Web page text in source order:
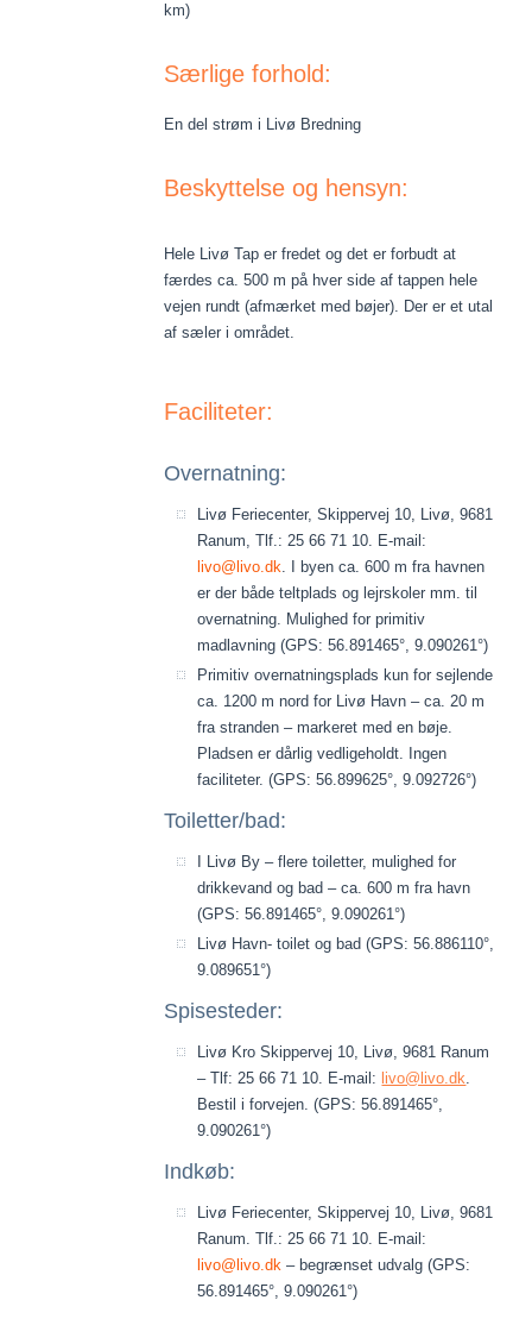
km)
Særlige forhold:
En del strøm i Livø Bredning
Beskyttelse og hensyn:
Hele Livø Tap er fredet og det er forbudt at
færdes ca. 500 m på hver side af tappen hele
vejen rundt (afmærket med bøjer). Der er et utal
af sæler i området.
Faciliteter:
Overnatning:
Livø Feriecenter, Skippervej 10, Livø, 9681
Ranum, Tlf.: 25 66 71 10. E-mail:
livo@livo.dk. I byen ca. 600 m fra havnen
er der både teltplads og lejrskoler mm. til
overnatning. Mulighed for primitiv
madlavning (GPS: 56.891465°, 9.090261°)
Primitiv overnatningsplads kun for sejlende
ca. 1200 m nord for Livø Havn – ca. 20 m
fra stranden – markeret med en bøje.
Pladsen er dårlig vedligeholdt. Ingen
faciliteter. (GPS: 56.899625°, 9.092726°)
Toiletter/bad:
I Livø By – flere toiletter, mulighed for
drikkevand og bad – ca. 600 m fra havn
(GPS: 56.891465°, 9.090261°)
Livø Havn- toilet og bad (GPS: 56.886110°,
9.089651°)
Spisesteder:
Livø Kro Skippervej 10, Livø, 9681 Ranum
– Tlf: 25 66 71 10. E-mail: livo@livo.dk.
Bestil i forvejen. (GPS: 56.891465°,
9.090261°)
Indkøb:
Livø Feriecenter, Skippervej 10, Livø, 9681
Ranum. Tlf.: 25 66 71 10. E-mail:
livo@livo.dk – begrænset udvalg (GPS:
56.891465°, 9.090261°)